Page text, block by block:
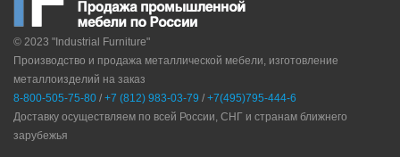
© 2023 "Industrial Furniture"
Производство и продажа металлической мебели, изготовление
металлоизделий на заказ
8-800-505-75-80 / +7 (812) 983-03-79 / +7(495)795-444-6
Доставку осуществляем по всей России, СНГ и странам ближнего
зарубежья